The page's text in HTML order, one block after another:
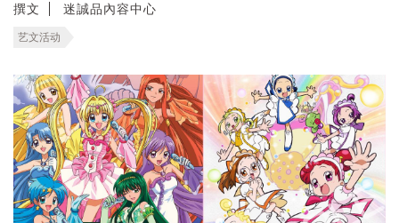
撰文 迷誠品內容中心
艺文活动